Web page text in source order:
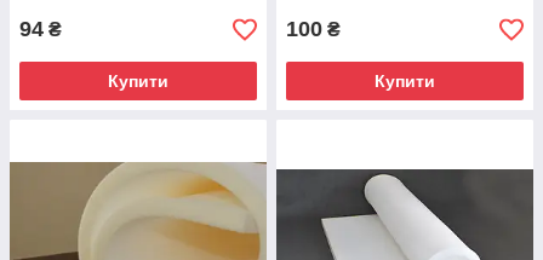
94 ₴
Купити
100 ₴
Купити